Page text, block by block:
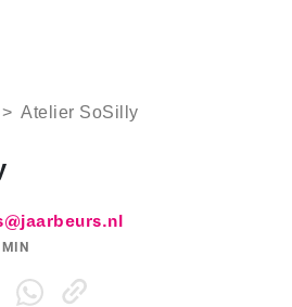
> Atelier SoSilly